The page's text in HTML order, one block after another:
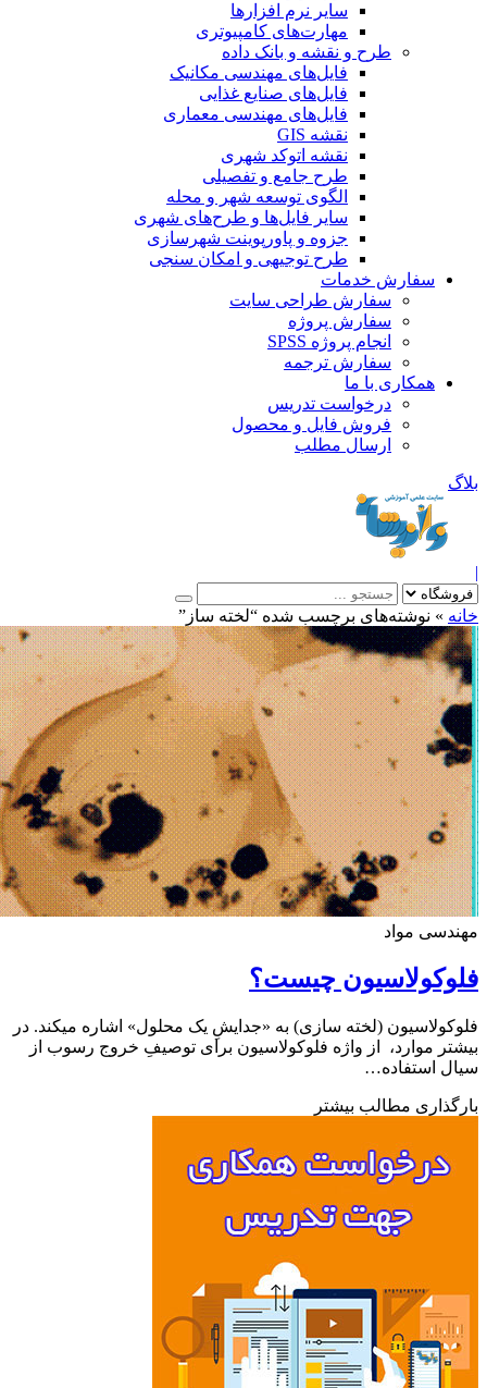
سایر نرم افزارها
مهارت‌های کامپیوتری
طرح و نقشه و بانک داده
فایل‌های مهندسی مکانیک
فایل‌های صنایع غذایی
فایل‌های مهندسی معماری
نقشه GIS
نقشه اتوکد شهری
طرح جامع و تفصیلی
الگوی توسعه شهر و محله
سایر فایل‌ها و طرح‌های شهری
جزوه و پاورپوینت شهرسازی
طرح توجیهی و امکان سنجی
سفارش خدمات
سفارش طراحی سایت
سفارش پروژه
انجام پروژه SPSS
سفارش ترجمه
همکاری با ما
درخواست تدریس
فروش فایل و محصول
ارسال مطلب
»نوشته‌های برچسب شده “لخته ساز”
مواد
چیست؟
(لخته سازی) به «جدایشِ یک محلول» اشاره میکند. در
موارد، از واژه فلوکولاسیون برای توصیفِ خروج رسوب از
استفاده…
مطالب بیشتر